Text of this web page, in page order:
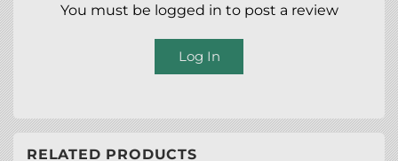
You must be logged in to post a review
Log In
RELATED PRODUCTS